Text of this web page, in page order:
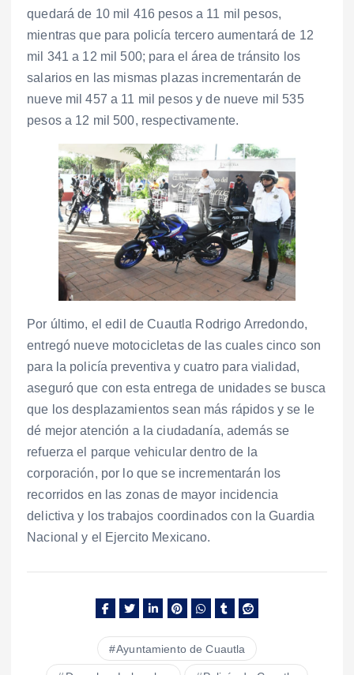
quedará de 10 mil 416 pesos a 11 mil pesos,
mientras que para policía tercero aumentará de 12
mil 341 a 12 mil 500; para el área de tránsito los
salarios en las mismas plazas incrementarán de
nueve mil 457 a 11 mil pesos y de nueve mil 535
pesos a 12 mil 500, respectivamente.
Por último, el edil de Cuautla Rodrigo Arredondo,
entregó nueve motocicletas de las cuales cinco son
para la policía preventiva y cuatro para vialidad,
aseguró que con esta entrega de unidades se busca
que los desplazamientos sean más rápidos y se le
dé mejor atención a la ciudadanía, además se
refuerza el parque vehicular dentro de la
corporación, por lo que se incrementarán los
recorridos en las zonas de mayor incidencia
delictiva y los trabajos coordinados con la Guardia
Nacional y el Ejercito Mexicano.
Ayuntamiento de Cuautla